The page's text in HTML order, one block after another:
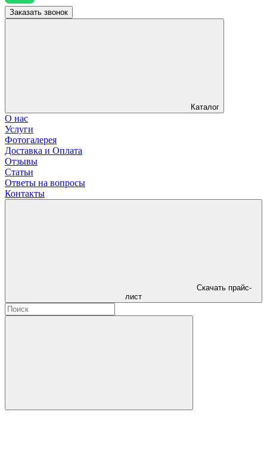
Заказать звонок
Каталог
О нас
Услуги
Фотогалерея
Доставка и Оплата
Отзывы
Статьи
Ответы на вопросы
Контакты
Скачать прайс-
лист